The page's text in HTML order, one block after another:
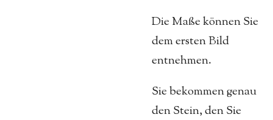
Die Maße können Sie
dem ersten Bild
entnehmen.
Sie bekommen genau
den Stein, den Sie